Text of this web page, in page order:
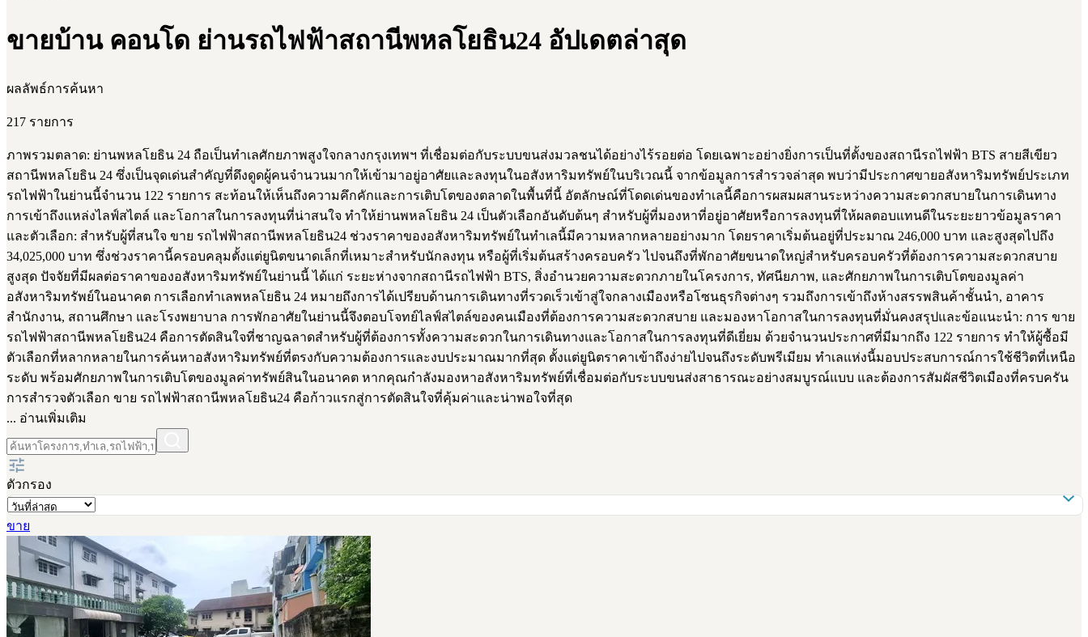
ขายบ้าน คอนโด ย่านรถไฟฟ้าสถานีพหลโยธิน24 อัปเดตล่าสุด
ผลลัพธ์การค้นหา
217 รายการ
ภาพรวมตลาด: ย่านพหลโยธิน 24 ถือเป็นทำเลศักยภาพสูงใจกลางกรุงเทพฯ ที่เชื่อมต่อกับระบบขนส่งมวลชนได้อย่างไร้รอยต่อ โดยเฉพาะอย่างยิ่งการเป็นที่ตั้งของสถานีรถไฟฟ้า BTS สายสีเขียว
สถานีพหลโยธิน 24 ซึ่งเป็นจุดเด่นสำคัญที่ดึงดูดผู้คนจำนวนมากให้เข้ามาอยู่อาศัยและลงทุนในอสังหาริมทรัพย์ในบริเวณนี้ จากข้อมูลการสำรวจล่าสุด พบว่ามีประกาศขายอสังหาริมทรัพย์ประเภท
รถไฟฟ้าในย่านนี้จำนวน 122 รายการ สะท้อนให้เห็นถึงความคึกคักและการเติบโตของตลาดในพื้นที่นี้ อัตลักษณ์ที่โดดเด่นของทำเลนี้คือการผสมผสานระหว่างความสะดวกสบายในการเดินทาง
การเข้าถึงแหล่งไลฟ์สไตล์ และโอกาสในการลงทุนที่น่าสนใจ ทำให้ย่านพหลโยธิน 24 เป็นตัวเลือกอันดับต้นๆ สำหรับผู้ที่มองหาที่อยู่อาศัยหรือการลงทุนที่ให้ผลตอบแทนดีในระยะยาวข้อมูลราคา
และตัวเลือก: สำหรับผู้ที่สนใจ ขาย รถไฟฟ้าสถานีพหลโยธิน24 ช่วงราคาของอสังหาริมทรัพย์ในทำเลนี้มีความหลากหลายอย่างมาก โดยราคาเริ่มต้นอยู่ที่ประมาณ 246,000 บาท และสูงสุดไปถึง
34,025,000 บาท ซึ่งช่วงราคานี้ครอบคลุมตั้งแต่ยูนิตขนาดเล็กที่เหมาะสำหรับนักลงทุน หรือผู้ที่เริ่มต้นสร้างครอบครัว ไปจนถึงที่พักอาศัยขนาดใหญ่สำหรับครอบครัวที่ต้องการความสะดวกสบาย
สูงสุด ปัจจัยที่มีผลต่อราคาของอสังหาริมทรัพย์ในย่านนี้ ได้แก่ ระยะห่างจากสถานีรถไฟฟ้า BTS, สิ่งอำนวยความสะดวกภายในโครงการ, ทัศนียภาพ, และศักยภาพในการเติบโตของมูลค่า
อสังหาริมทรัพย์ในอนาคต การเลือกทำเลพหลโยธิน 24 หมายถึงการได้เปรียบด้านการเดินทางที่รวดเร็วเข้าสู่ใจกลางเมืองหรือโซนธุรกิจต่างๆ รวมถึงการเข้าถึงห้างสรรพสินค้าชั้นนำ, อาคาร
สำนักงาน, สถานศึกษา และโรงพยาบาล การพักอาศัยในย่านนี้จึงตอบโจทย์ไลฟ์สไตล์ของคนเมืองที่ต้องการความสะดวกสบาย และมองหาโอกาสในการลงทุนที่มั่นคงสรุปและข้อแนะนำ: การ ขาย
รถไฟฟ้าสถานีพหลโยธิน24 คือการตัดสินใจที่ชาญฉลาดสำหรับผู้ที่ต้องการทั้งความสะดวกในการเดินทางและโอกาสในการลงทุนที่ดีเยี่ยม ด้วยจำนวนประกาศที่มีมากถึง 122 รายการ ทำให้ผู้ซื้อมี
ตัวเลือกที่หลากหลายในการค้นหาอสังหาริมทรัพย์ที่ตรงกับความต้องการและงบประมาณมากที่สุด ตั้งแต่ยูนิตราคาเข้าถึงง่ายไปจนถึงระดับพรีเมียม ทำเลแห่งนี้มอบประสบการณ์การใช้ชีวิตที่เหนือ
ระดับ พร้อมศักยภาพในการเติบโตของมูลค่าทรัพย์สินในอนาคต หากคุณกำลังมองหาอสังหาริมทรัพย์ที่เชื่อมต่อกับระบบขนส่งสาธารณะอย่างสมบูรณ์แบบ และต้องการสัมผัสชีวิตเมืองที่ครบครัน
การสำรวจตัวเลือก ขาย รถไฟฟ้าสถานีพหลโยธิน24 คือก้าวแรกสู่การตัดสินใจที่คุ้มค่าและน่าพอใจที่สุด
... อ่านเพิ่มเติม
ตัวกรอง
ขาย